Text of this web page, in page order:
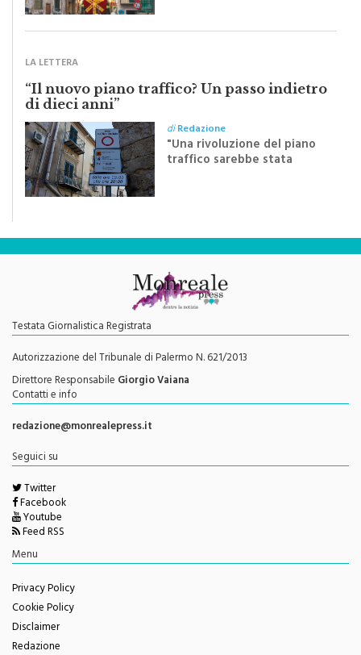
Sapienza all'indomani della
LA LETTERA
“Il nuovo piano traffico? Un passo indietro
di dieci anni”
diRedazione
"Una rivoluzione del piano
Testata Giornalistica Registrata
Autorizzazione del Tribunale di Palermo N. 621/2013
Direttore ResponsabileGiorgio Vaiana
Contatti e info
redazione@monrealepress.it
Seguici su
Twitter
Facebook
Youtube
Feed RSS
Privacy Policy
Cookie Policy
Disclaimer